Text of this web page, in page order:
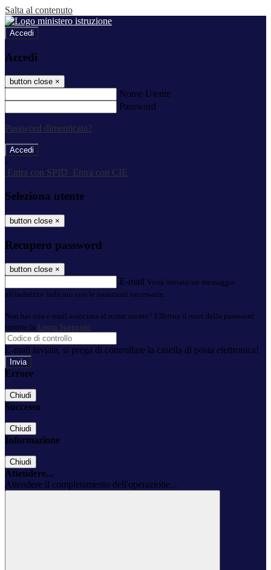
Salta al contenuto
Accedi
Accedi
button close ×
Nome Utente
Password
Password dimenticata?
-
Entra con SPID
Entra con CIE
Seleziona utente
button close ×
Recupero password
button close ×
E-mail Verrà inviato un messaggio
all'indirizzo indicato con le istruzioni necessarie.
Non hai una e-mail associata al nome utente? Effettua il reset della password
tramite la Login Spaggiari
E-mail inviata, si prega di controllare la casella di posta elettronica!
Errore
Chiudi
Successo
Chiudi
Informazione
Chiudi
Attendere...
Attendere il completamento dell'operazione...